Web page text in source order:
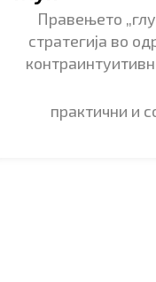
Правењето
стратегија во
практични и